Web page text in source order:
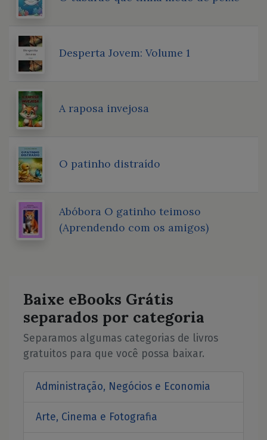
Desperta Jovem: Volume 1
A raposa invejosa
O patinho distraído
Abóbora O gatinho teimoso
(Aprendendo com os amigos)
Baixe eBooks Grátis
separados por categoria
Separamos algumas categorias de livros
gratuitos para que você possa baixar.
Administração, Negócios e Economia
Arte, Cinema e Fotografia